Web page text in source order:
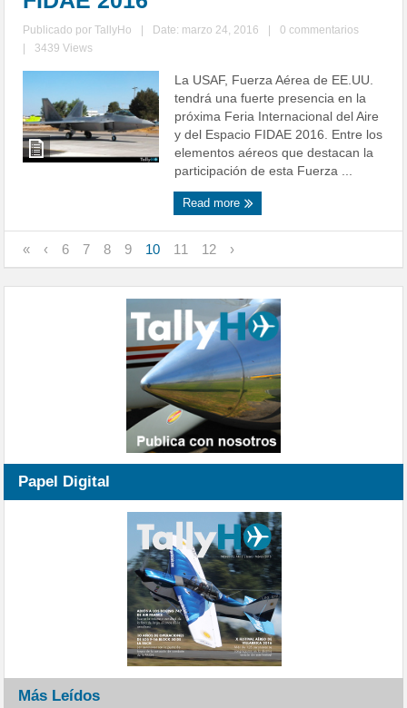
Publicado porTallyHo Date: marzo 24, 2016
0 commentarios
3439 Views
La USAF, Fuerza Aérea de EE.UU.
tendrá una fuerte presencia en la
próxima Feria Internacional del Aire
y del Espacio FIDAE 2016. Entre los
elementos aéreos que destacan la
participación de esta Fuerza ...
Read more
« ‹ 6 7 8 9 10 11 12 ›
Papel Digital
Más Leídos